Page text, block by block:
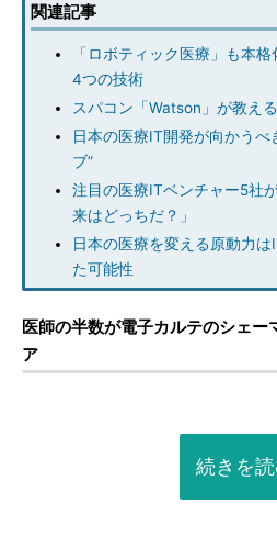
関連記事
「ロボティック医療」も本
4つの技術
スパコン「Watson」が教え
日本の医療IT開発が向かうべ
ブ”
注目の医療ITベンチャー5社
来はどっちだ？」
日本の医療を変える原動力
た可能性
医師の半数が電子カルテのシェ
ア
続きを